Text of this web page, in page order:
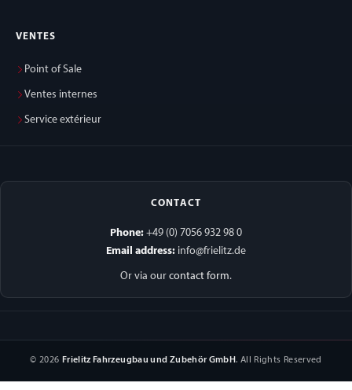
VENTES
Point of Sale
Ventes internes
Service extérieur
CONTACT
Phone: +49 (0) 7056 932 98 0
Email address: info@frielitz.de
Or via our contact form.
© 2026 Frielitz Fahrzeugbau und Zubehör GmbH. All Rights Reserved